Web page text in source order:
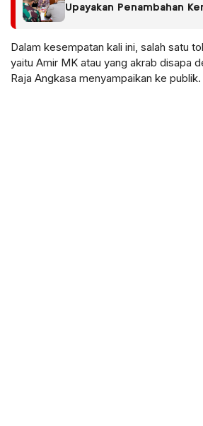
Upayakan Penambahan
Dalam kesempatan kali ini, salah satu
yaitu Amir MK atau yang akrab disapa
Raja Angkasa menyampaikan ke publik.